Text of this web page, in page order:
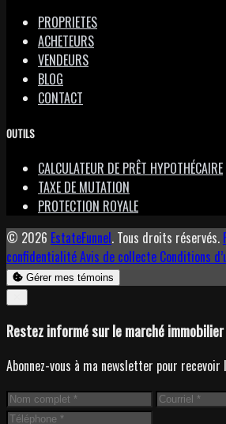
PROPRIETES
ACHETEURS
VENDEURS
BLOG
CONTACT
OUTILS
CALCULATEUR DE PRÊT HYPOTHÉCAIRE
TAXE DE MUTATION
PROTECTION ROYALE
© 2026 EstateFunnel. Tous droits réservés.
confidentialitéAvis de collecte Conditions
Gérer mes témoins
Restez informé sur le marché
Abonnez-vous à ma newsletter pour recevoir